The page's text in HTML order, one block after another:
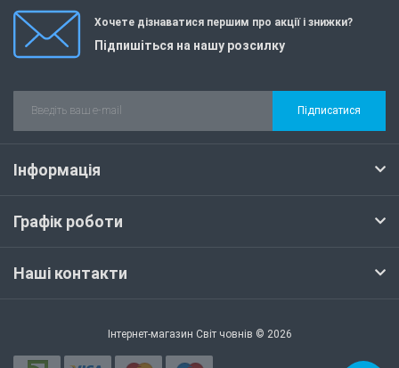
Хочете дізнаватися першим про акції і знижки?
Підпишіться на нашу розсилку
Підписатися
Інформація
Графік роботи
Наші контакти
Інтернет-магазин Світ човнів © 2026